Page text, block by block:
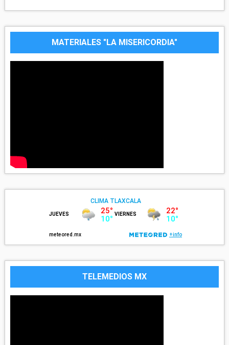
MATERIALES "LA MISERICORDIA"
TELEMEDIOS MX